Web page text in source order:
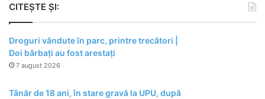
CITEȘTE ȘI:
Droguri vândute în parc, printre trecători |
Doi bărbați au fost arestați
7 august 2026
Tânăr de 18 ani, în stare gravă la UPU, după